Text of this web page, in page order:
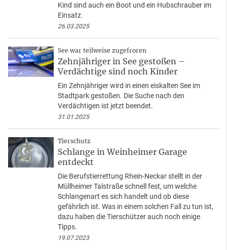
Kind sind auch ein Boot und ein Hubschrauber im
Einsatz.
26.03.2025
See war teilweise zugefroren
Zehnjähriger in See gestoßen –
Verdächtige sind noch Kinder
Ein Zehnjähriger wird in einen eiskalten See im
Stadtpark gestoßen. Die Suche nach den
Verdächtigen ist jetzt beendet.
31.01.2025
Tierschutz
Schlange in Weinheimer Garage
entdeckt
Die Berufstierrettung Rhein-Neckar stellt in der
Müllheimer Talstraße schnell fest, um welche
Schlangenart es sich handelt und ob diese
gefährlich ist. Was in einem solchen Fall zu tun ist,
dazu haben die Tierschützer auch noch einige
Tipps.
19.07.2023